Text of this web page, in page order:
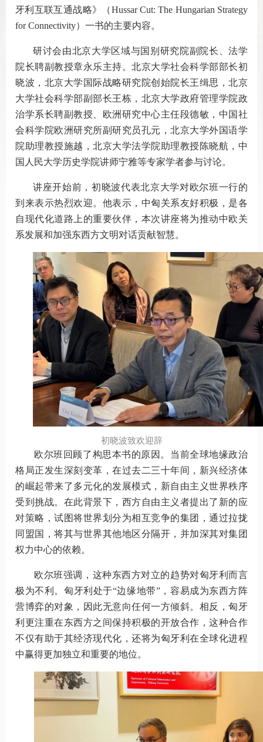
牙利互联互通战略》（Hussar Cut: The Hungarian Strategy
for Connectivity）一书的主要内容。
研讨会由北京大学区域与国别研究院副院长、法学
院长聘副教授章永乐主持。北京大学社会科学部部长初
晓波，北京大学国际战略研究院创始院长王缉思，北京
大学社会科学部副部长王栋，北京大学政府管理学院政
治学系长聘副教授、欧洲研究中心主任段德敏，中国社
会科学院欧洲研究所副研究员孔元，北京大学外国语学
院助理教授施越，北京大学法学院助理教授陈晓航，中
国人民大学历史学院讲师宁雅等专家学者参与讨论。
讲座开始前，初晓波代表北京大学对欧尔班一行的
到来表示热烈欢迎。他表示，中匈关系友好积极，是各
自现代化道路上的重要伙伴，本次讲座将为推动中欧关
系发展和加强东西方文明对话贡献智慧。
初晓波致欢迎辞
欧尔班回顾了构思本书的原因。当前全球地缘政治
格局正发生深刻变革，在过去二三十年间，新兴经济体
的崛起带来了多元化的发展模式，新自由主义世界秩序
受到挑战。在此背景下，西方自由主义者提出了新的应
对策略，试图将世界划分为相互竞争的集团，通过拉拢
同盟国，将其与世界其他地区分隔开，并加深其对集团
权力中心的依赖。
欧尔班强调，这种东西方对立的趋势对匈牙利而言
极为不利。匈牙利处于“边缘地带”，容易成为东西方阵
营博弈的对象，因此无意向任何一方倾斜。相反，匈牙
利更注重在东西方之间保持积极的开放合作，这种合作
不仅有助于其经济现代化，还将为匈牙利在全球化进程
中赢得更加独立和重要的地位。